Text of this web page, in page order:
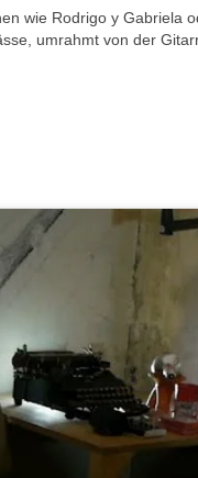
wie Rodrigo y
umrahmt von der